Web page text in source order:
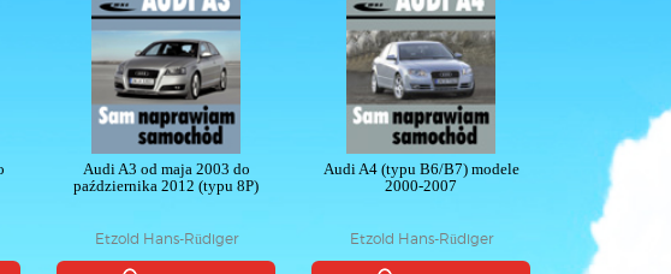
Audi A3 od maja 2003 do
października 2012 (typu 8P)
Etzold Hans-Rüdiger
Audi A4 (typu B6/B7) modele
2000-2007
Etzold Hans-Rüdiger